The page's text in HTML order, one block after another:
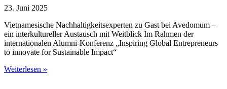
23. Juni 2025
Vietnamesische Nachhaltigkeitsexperten zu Gast bei Avedomum –
ein interkultureller Austausch mit Weitblick Im Rahmen der
internationalen Alumni-Konferenz „Inspiring Global Entrepreneurs
to innovate for Sustainable Impact“
Weiterlesen »